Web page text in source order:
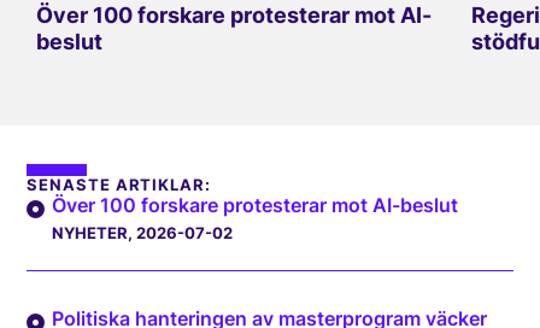
Över 100 forskare protesterar mot AI-
beslut
SENASTE ARTIKLAR:
Över 100 forskare protesterar mot AI-beslut
NYHETER, 2026-07-02
Politiska hanteringen av masterprogram väcker